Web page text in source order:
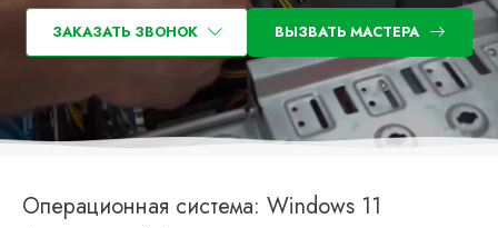
ЗАКАЗАТЬ ЗВОНОК ВЫЗВАТЬ МАСТЕРА
Операционная система: Windows 11